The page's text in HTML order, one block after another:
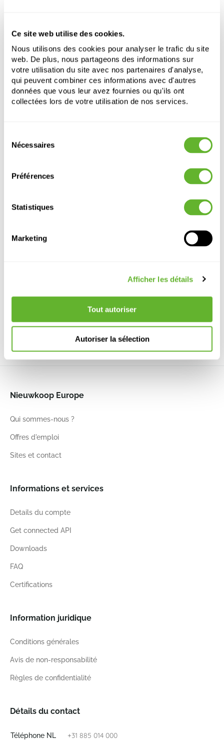
Ce site web utilise des cookies.
Nous utilisons des cookies pour analyser le trafic du site
web. De plus, nous partageons des informations sur
votre utilisation du site avec nos partenaires d'analyse,
qui peuvent combiner ces informations avec d'autres
données que vous leur avez fournies ou qu'ils ont
collectées lors de votre utilisation de nos services.
Nécessaires
Préférences
Statistiques
Marketing
Afficher les détails
Tout autoriser
Autoriser la sélection
Diametre:
25
Ouverture:
22
Autre produits
23 20
6ARTRG222
22 20
Artstone
6ARTBOZ20
23 20
Artstone
23 20
Nieuwkoop Europe
Qui sommes-nous ?
Offres d'emploi
Sites et contact
Informations et services
Details du compte
Get connected API
Downloads
FAQ
Certifications
Information juridique
Conditions générales
Avis de non-responsabilité
Règles de confidentialité
Détails du contact
Téléphone NL +31 885 014 000